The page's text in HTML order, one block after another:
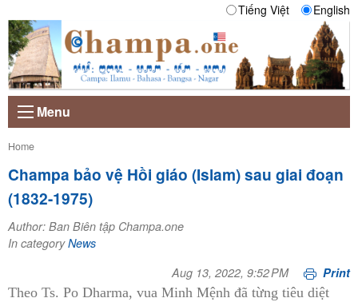
Tiếng Việt English
Menu
Current:
Home
Champa bảo vệ Hồi giáo (Islam) sau giai đoạn
(1832-1975)
Author: Ban Biên tập Champa.one
In categoryNews
Aug 13, 2022, 9:52 PM
Print
Theo Ts. Po Dharma, vua Minh Mệnh đã từng tiêu diệt